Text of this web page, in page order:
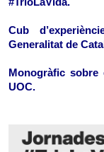
Cub
Generalitat de
Monogràfic sobre
UOC.